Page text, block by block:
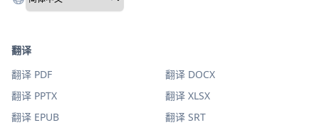
翻译
翻译 PDF
翻译 DOCX
翻译 PPTX
翻译 XLSX
翻译 EPUB
翻译 SRT